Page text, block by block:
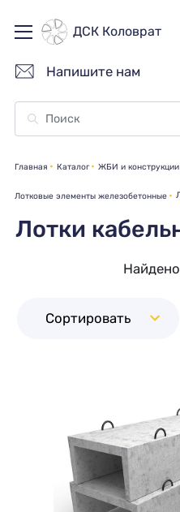
ДСК Коловрат
Напишите нам
Главная Каталог ЖБИ и
Лотковые элементы железобетонные
Лотки
Сортировать